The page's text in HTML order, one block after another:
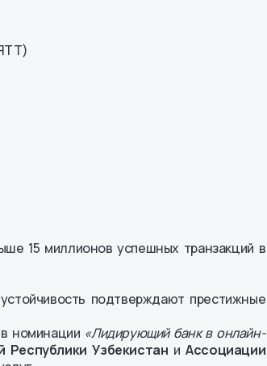
15 миллионов успешных транзакций в
подтверждают престижные
номинации «Лидирующий банк в онлайн-
Узбекистан иАссоциации